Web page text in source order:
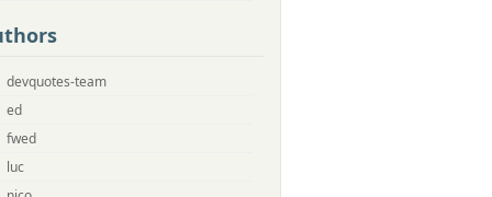
devquotes-team
ed
fwed
luc